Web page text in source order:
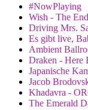
#NowPlaying
Wish - The
Driving Mrs.
Es gibt live,
Ambient
Draken - Here
Japanische
Jacob
Khadavra -
The Emerald